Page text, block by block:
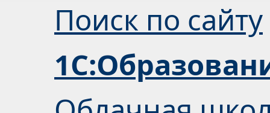
Поиск по сайту